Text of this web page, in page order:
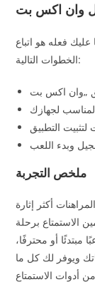
وان اكس بت
فعله هو اتباع
الخطوات التالية:
ملخص التجربة
أكثر إثارة
الاستمتاع برحلة
أو محترفًا،
ويوفر لك كل ما